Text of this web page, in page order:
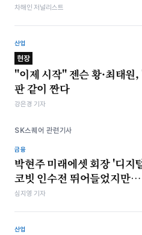
차해인 저널리스트
산업
현장
"이제 시작" 젠슨 황·최태
판 같이 짠다
강은경 기자
SK스퀘어 관련기사
금융
박현주 미래에셋 회장 '디지
코빗 인수전 뛰어들었지만…
심지영 기자
산업